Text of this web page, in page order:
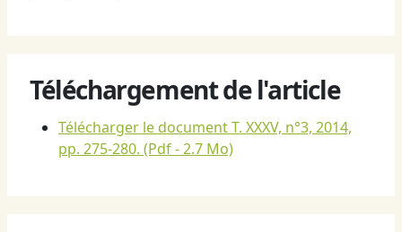
Téléchargement de l'article
Télécharger le document T. XXXV, n°3, 2014,
pp. 275-280. (Pdf - 2.7 Mo)